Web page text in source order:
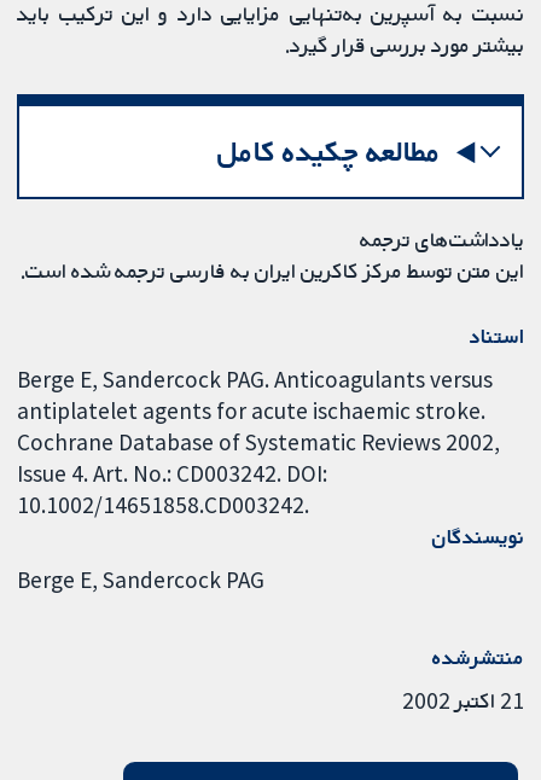
نسبت به آسپرین به‌تنهایی مزایایی دارد و این ترکیب باید
بیشتر مورد بررسی قرار گیرد.
مطالعه چکیده کامل
یادداشت‌های ترجمه
این متن توسط مرکز کاکرین ایران به فارسی ترجمه شده است.
استناد
Berge E, Sandercock PAG. Anticoagulants versus
antiplatelet agents for acute ischaemic stroke.
Cochrane Database of Systematic Reviews 2002,
Issue 4. Art. No.: CD003242. DOI:
10.1002/14651858.CD003242.
نویسندگان
Berge E Sandercock PAG
منتشرشده
21 اکتبر 2002